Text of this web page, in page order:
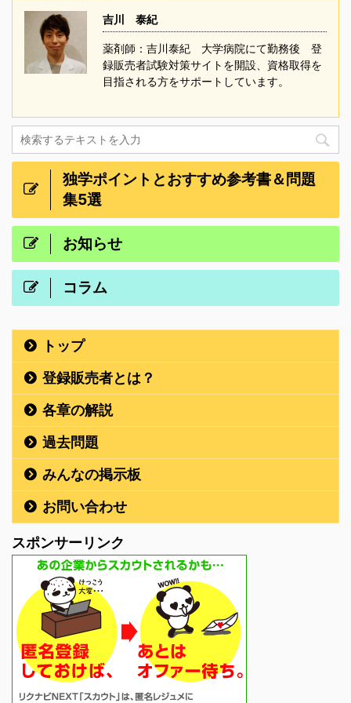
吉川 泰紀
薬剤師：吉川泰紀 大学病院にて勤務後 登
録販売者試験対策サイトを開設、資格取得を
目指される方をサポートしています。
独学ポイントとおすすめ参考書＆問題
集5選
お知らせ
コラム
トップ
登録販売者とは？
各章の解説
過去問題
みんなの掲示板
お問い合わせ
スポンサーリンク